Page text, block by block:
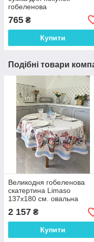
гобеленова
765 ₴
Купити
Подібні товари
Великодня гобеленова
скатертина Limaso
137х180 см. овальна
2 157 ₴
Купити